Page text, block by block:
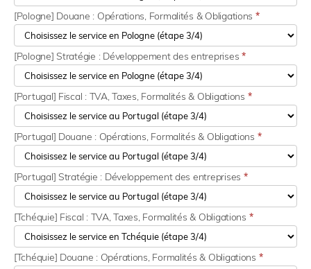
[Pologne] Douane : Opérations, Formalités & Obligations *
[Pologne] Stratégie : Développement des entreprises *
[Portugal] Fiscal : TVA, Taxes, Formalités & Obligations *
[Portugal] Douane : Opérations, Formalités & Obligations *
[Portugal] Stratégie : Développement des entreprises *
[Tchéquie] Fiscal : TVA, Taxes, Formalités & Obligations *
[Tchéquie] Douane : Opérations, Formalités & Obligations *